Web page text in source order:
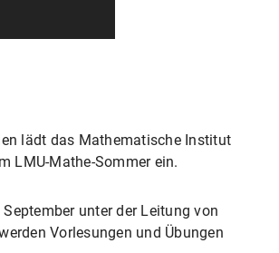
lädt das Mathematische Institut
LMU-Mathe-Sommer ein.
unter der Leitung von
Vorlesungen und Übungen